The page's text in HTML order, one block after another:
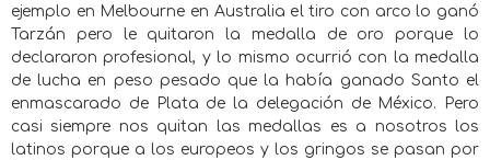
ejemplo en Melbourne en Australia el tiro con arco lo ganó
Tarzán pero le quitaron la medalla de oro porque lo
declararon profesional, y lo mismo ocurrió con la medalla
de lucha en peso pesado que la había ganado Santo el
enmascarado de Plata de la delegación de México. Pero
casi siempre nos quitan las medallas es a nosotros los
latinos porque a los europeos y los gringos se pasan por